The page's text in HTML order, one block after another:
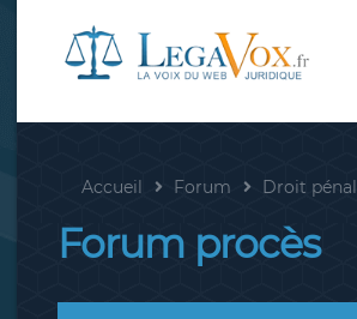
Accueil Forum Droit pénal
Forum procès